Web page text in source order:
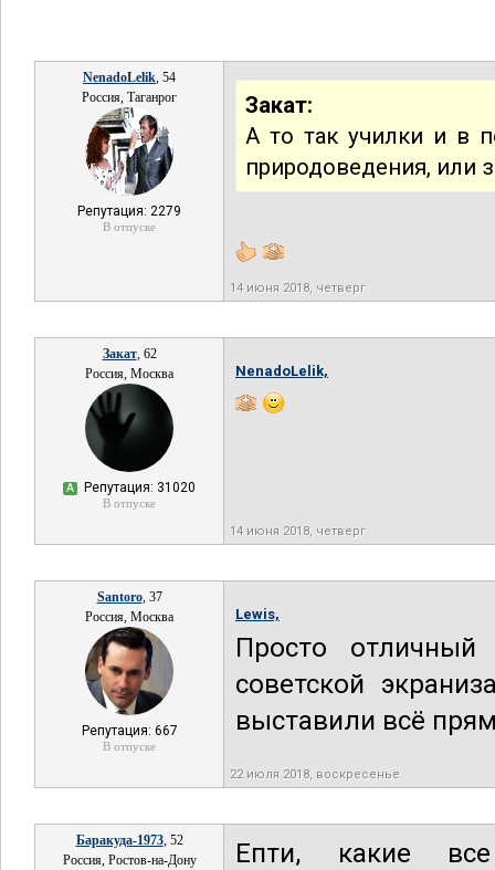
NenadoLelik, 54
Россия, Таганрог
Репутация: 2279
В отпуске
Закат:
А то так училки и в
природоведения, или
14 июня 2018, четверг
Закат, 62
Россия, Москва
А Репутация: 31020
В отпуске
NenadoLelik,
14 июня 2018, четверг
Santoro, 37
Россия, Москва
Репутация: 667
В отпуске
Lewis,
Просто
советской
выставили всё
22 июля 2018, воскресенье
Баракуда-1973, 52
Россия, Ростов-на-Дону
Епти, какие